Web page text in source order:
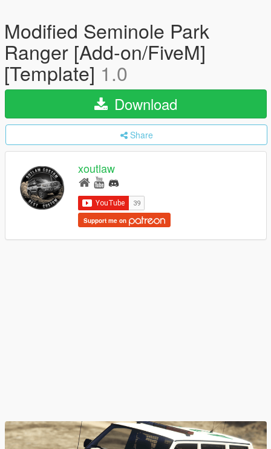
Modified Seminole Park
Ranger [Add-on/FiveM]
[Template] 1.0
Download
Share
xoutlaw
Support me on